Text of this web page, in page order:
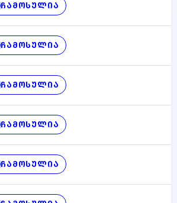
ᲩᲐᲛᲝᲡᲣᲚᲘᲐ
ᲩᲐᲛᲝᲡᲣᲚᲘᲐ
ᲩᲐᲛᲝᲡᲣᲚᲘᲐ
ᲩᲐᲛᲝᲡᲣᲚᲘᲐ
ᲩᲐᲛᲝᲡᲣᲚᲘᲐ